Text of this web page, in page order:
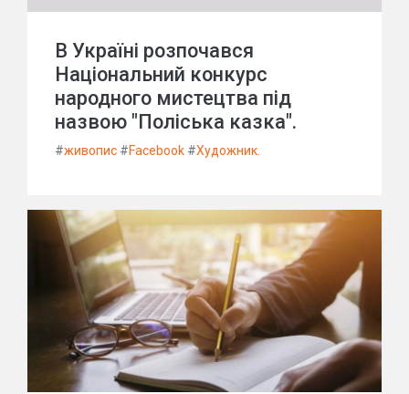
В Україні розпочався
Національний конкурс
народного мистецтва під
назвою "Поліська казка".
#живопис #Facebook #Художник.